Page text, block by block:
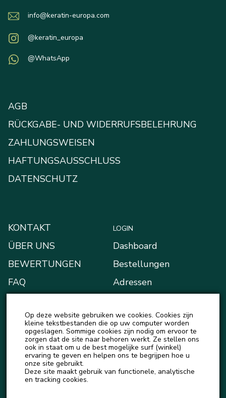
info@keratin-europa.com
@keratin_europa
@WhatsApp
AGB
RÜCKGABE- UND WIDERRUFSBELEHRUNG
ZAHLUNGSWEISEN
HAFTUNGSAUSSCHLUSS
DATENSCHUTZ
KONTAKT
ÜBER UNS
BEWERTUNGEN
FAQ
NEUIGKEITEN
LOGIN
Dashboard
Bestellungen
Adressen
Mein Portemonnaie
Kontodetails
Ausloggen
Op deze website gebruiken we cookies. Cookies zijn
kleine tekstbestanden die op uw computer worden
opgeslagen. Sommige cookies zijn nodig om ervoor te
zorgen dat de site naar behoren werkt. Ze stellen ons
ook in staat om u de best mogelijke surf (winkel)
ervaring te geven en helpen ons te begrijpen hoe u
onze site gebruikt.
Deze site maakt gebruik van functionele, analytische
en tracking cookies.